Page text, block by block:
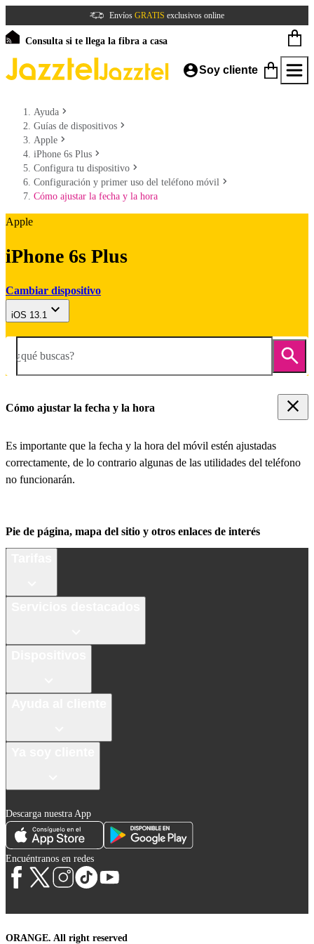
Envíos GRATIS exclusivos online
Consulta si te llega la fibra a casa
Soy cliente
Ayuda
Guías de dispositivos
Apple
iPhone 6s Plus
Configura tu dispositivo
Configuración y primer uso del teléfono móvil
Cómo ajustar la fecha y la hora
Apple
iPhone 6s Plus
Cambiar dispositivo
iOS 13.1
¿qué buscas?
Cómo ajustar la fecha y la hora
Es importante que la fecha y la hora del móvil estén ajustadas
correctamente, de lo contrario algunas de las utilidades del teléfono
no funcionarán.
Pie de página, mapa del sitio y otros enlaces de interés
Descarga nuestra App
Encuéntranos en redes
ORANGE. All right reserved